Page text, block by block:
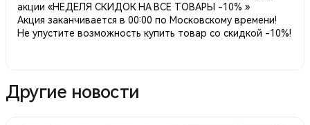
акции «НЕДЕЛЯ СКИДОК НА ВСЕ ТОВАРЫ -10% »
Акция заканчивается в 00:00 по Московскому времени!
Не упустите возможность купить товар со скидкой -10%!
Другие новости